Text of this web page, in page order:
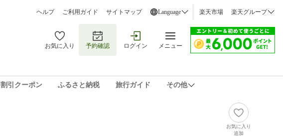
ヘルプ ご利用ガイド サイトマップ Language 楽天市場 楽天グループ
お気に入り 予約確認 ログイン メニュー
割引クーポン ふるさと納税 旅行ガイド その他
お気に入り
追加